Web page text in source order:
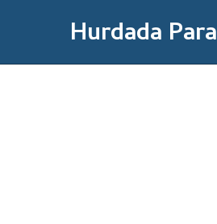
Hurdada